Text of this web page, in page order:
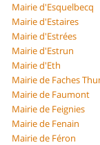
Mairie d'Esquelbecq
Mairie d'Estaires
Mairie d'Estrées
Mairie d'Estrun
Mairie d'Eth
Mairie de Faches
Mairie de Faumont
Mairie de Feignies
Mairie de Fenain
Mairie de Féron